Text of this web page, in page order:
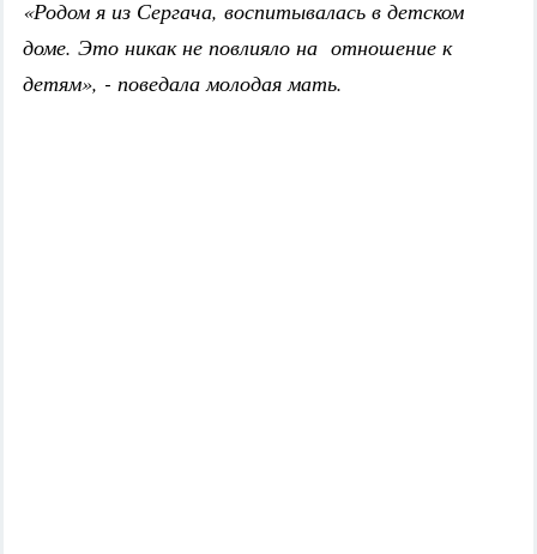
«Родом я из Сергача, воспитывалась в детском
доме. Это никак не повлияло на отношение к
детям», - поведала молодая мать.